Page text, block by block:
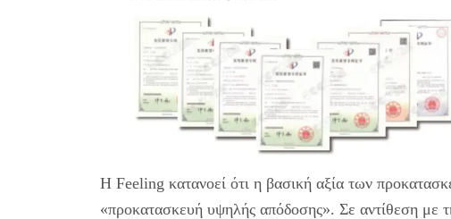
Η Feeling κατανοεί ότι η βασική αξία των
«προκατασκευή υψηλής απόδοσης». Σε αντίθεση με